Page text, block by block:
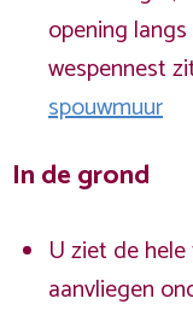
opening
wespennest
spouwmuur
In de grond
U ziet de
aanvliegen